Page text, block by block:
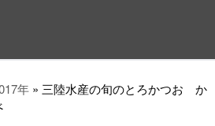
年 » 三陸水産の旬のとろかつお か